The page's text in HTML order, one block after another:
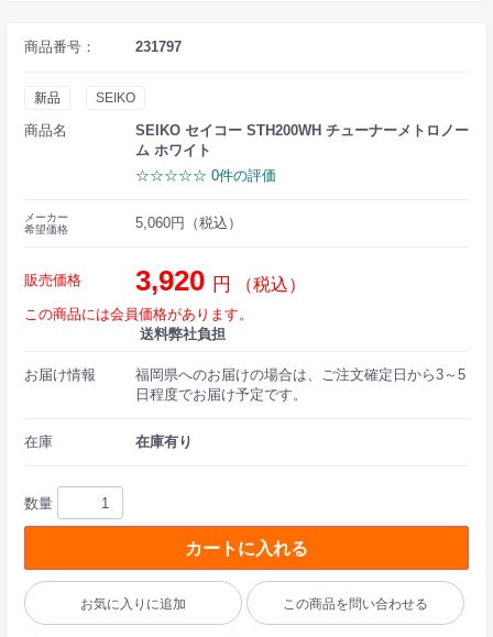
商品番号： 231797
新品 SEIKO
商品名
SEIKO セイコー STH200WH チューナーメトロノー
ム ホワイト
☆☆☆☆☆ 0件の評価
メーカー
希望価格
5,060円（税込）
販売価格 3,920 円 （税込）
この商品には会員価格があります。
送料弊社負担
お届け情報
福岡県へのお届けの場合は、ご注文確定日から3～5
日程度でお届け予定です。
在庫 在庫有り
数量
カートに入れる
お気に入りに追加 この商品を問い合わせる